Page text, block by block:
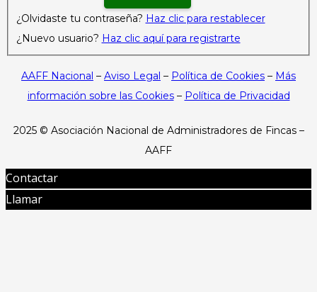
¿Olvidaste tu contraseña? Haz clic para restablecer
¿Nuevo usuario? Haz clic aquí para registrarte
AAFF Nacional – Aviso Legal – Política de Cookies – Más
información sobre las Cookies– Política de Privacidad
2025 © Asociación Nacional de Administradores de Fincas –
AAFF
Contactar
Llamar